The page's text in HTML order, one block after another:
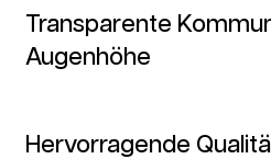
Transparente
Augenhöhe
Hervorragende